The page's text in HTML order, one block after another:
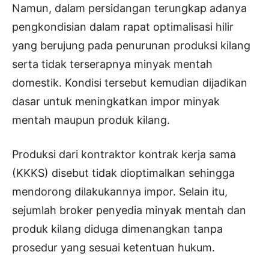
Namun, dalam persidangan terungkap adanya
pengkondisian dalam rapat optimalisasi hilir
yang berujung pada penurunan produksi kilang
serta tidak terserapnya minyak mentah
domestik. Kondisi tersebut kemudian dijadikan
dasar untuk meningkatkan impor minyak
mentah maupun produk kilang.
Produksi dari kontraktor kontrak kerja sama
(KKKS) disebut tidak dioptimalkan sehingga
mendorong dilakukannya impor. Selain itu,
sejumlah broker penyedia minyak mentah dan
produk kilang diduga dimenangkan tanpa
prosedur yang sesuai ketentuan hukum.